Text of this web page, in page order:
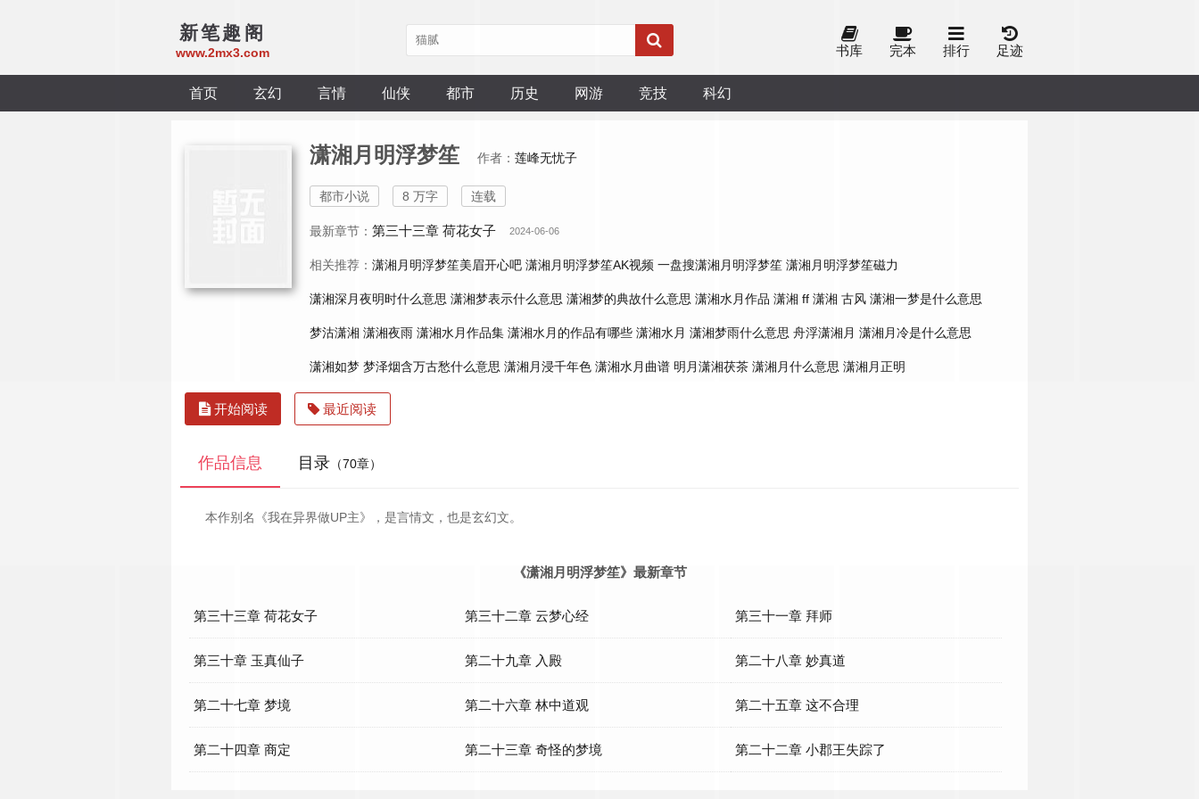
新笔趣阁
www.2mx3.com 书库 完本 排行 足迹
首页 玄幻 言情 仙侠 都市 历史 网游 竞技 科幻
潇湘月明浮梦笙 作者： 莲峰无忧子
都市小说 8 万字 连载
最新章节： 第三十三章 荷花女子 2024-06-06
相关推荐： 潇湘月明浮梦笙美眉开心吧 潇湘月明浮梦笙AK视频 一盘搜潇湘月明浮梦笙 潇湘月明浮梦笙磁力
潇湘深月夜明时什么意思 潇湘梦表示什么意思 潇湘梦的典故什么意思 潇湘水月作品 潇湘 ff 潇湘 古风 潇湘一梦是什么意思
梦沽潇湘 潇湘夜雨 潇湘水月作品集 潇湘水月的作品有哪些 潇湘水月 潇湘梦雨什么意思 舟浮潇湘月 潇湘月冷是什么意思
潇湘如梦 梦泽烟含万古愁什么意思 潇湘月浸千年色 潇湘水月曲谱 明月潇湘茯茶 潇湘月什么意思 潇湘月正明
开始阅读 最近阅读
作品信息 目录 （70章）
本作别名《我在异界做UP主》，是言情文，也是玄幻文。
《潇湘月明浮梦笙》最新章节
第三十三章 荷花女子 第三十二章 云梦心经 第三十一章 拜师
第三十章 玉真仙子 第二十九章 入殿 第二十八章 妙真道
第二十七章 梦境 第二十六章 林中道观 第二十五章 这不合理
第二十四章 商定 第二十三章 奇怪的梦境 第二十二章 小郡王失踪了